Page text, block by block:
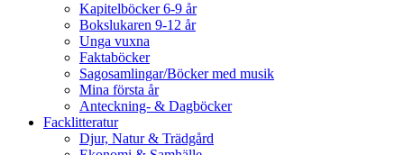
Kapitelböcker 6-9 år
Bokslukaren 9-12 år
Unga vuxna
Faktaböcker
Sagosamlingar/Böcker med musik
Mina första år
Anteckning- & Dagböcker
Facklitteratur
Djur, Natur & Trädgård